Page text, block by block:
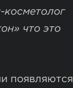
что это
появляются